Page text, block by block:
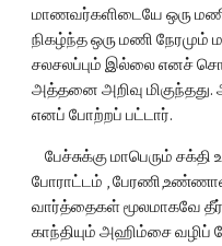
மாணவர்களிடையே ஒரு மணி
நிகழ்ந்த ஒரு மணி
சலசலப்பும் இல்லை எனச்
அத்தனை அறிவு
எனப் போற்றப் பட்டார்.
    பேச்சுக்கு மாபெரும் சக்தி உண்டு! எந்தவொரு வன்முறை ,
போராட்டம் ,
வார்த்தைகள் மூலமாகவே
காந்தியும் அஹிம்சை